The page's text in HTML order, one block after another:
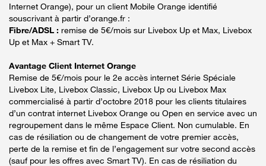
Internet Orange), pour un client Mobile Orange identifié
souscrivant à partir d’orange.fr :
Fibre/ADSL : remise de 5€/mois sur Livebox Up et Max, Livebox
Up et Max + Smart TV.
Avantage Client Internet Orange
Remise de 5€/mois pour le 2e accès internet Série Spéciale
Livebox Lite, Livebox Classic, Livebox Up ou Livebox Max
commercialisé à partir d’octobre 2018 pour les clients titulaires
d’un contrat internet Livebox Orange ou Open en service avec un
regroupement dans le même Espace Client. Non cumulable. En
cas de résiliation ou de changement de votre premier accès,
perte de la remise et fin de l’engagement sur votre second accès
(sauf pour les offres avec Smart TV). En cas de résiliation du